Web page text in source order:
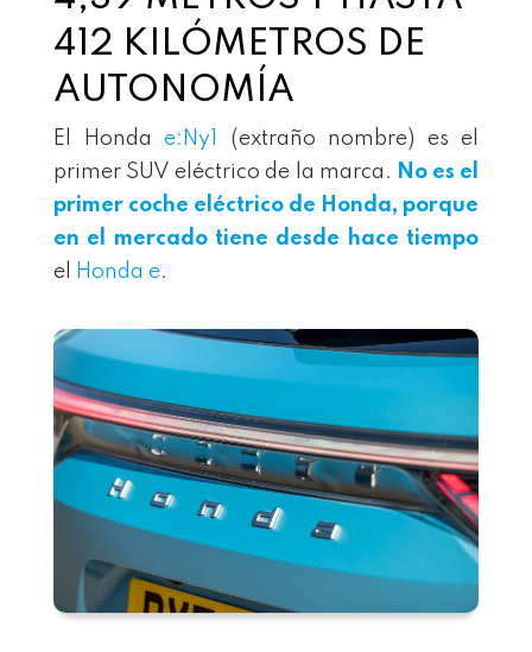
412 KILÓMETROS DE
AUTONOMÍA
El Honda e:Ny1
(extraño nombre) es el
primer SUV eléctrico de la marca. No es el
primer coche eléctrico de Honda, porque
en el mercado tiene desde hace tiempo
el
Honda e.